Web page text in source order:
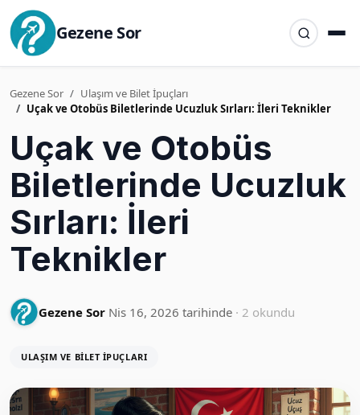
Gezene Sor
Gezene Sor
Ulaşım ve Bilet İpuçları
Uçak ve Otobüs Biletlerinde Ucuzluk Sırları: İleri Teknikler
Uçak ve Otobüs
Biletlerinde Ucuzluk
Sırları: İleri
Teknikler
Gezene Sor Nis 16, 2026 tarihinde · 2 okundu
ULAŞIM VE BILET İPUÇLARI